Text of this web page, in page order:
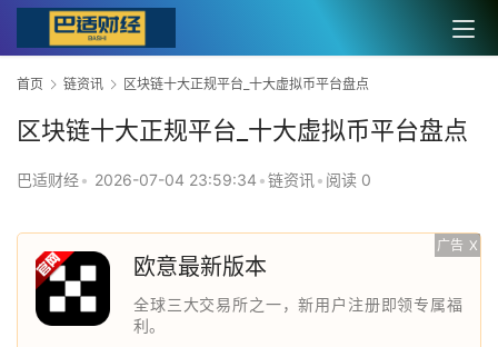
首页 链资讯 区块链十大正规平台_十大虚拟币平台盘点
区块链十大正规平台_十大虚拟币平台盘点
巴适财经• 2026-07-04 23:59:34 •链资讯 • 阅读 0
广告 X
欧意最新版本
全球三大交易所之一，新用户注册即领专属福
利。